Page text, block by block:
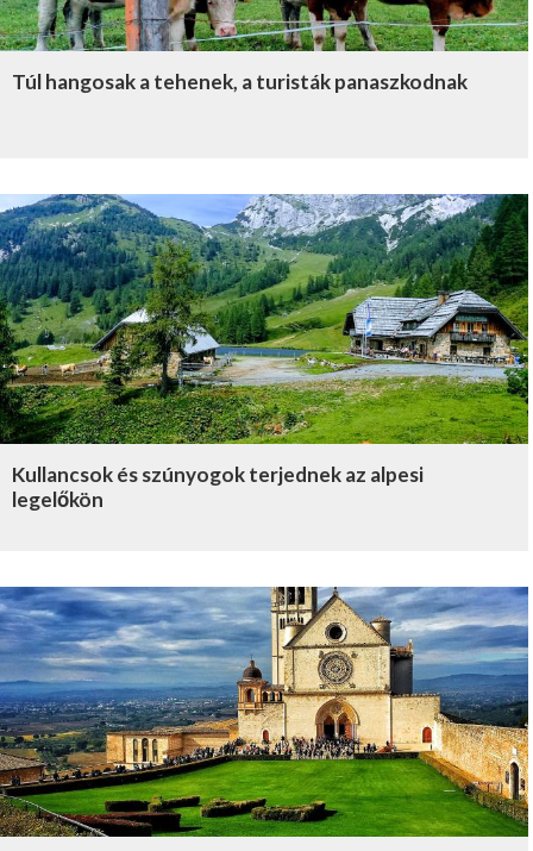
Túl hangosak a tehenek, a turisták panaszkodnak
Kullancsok és szúnyogok terjednek az alpesi
legelőkön